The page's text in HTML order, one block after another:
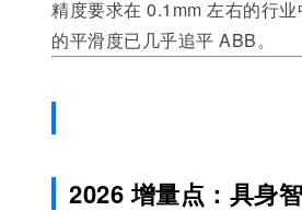
精度要求在 0.1mm 左右的行
的平滑度已几乎追平 ABB。
2026 增量点：具身